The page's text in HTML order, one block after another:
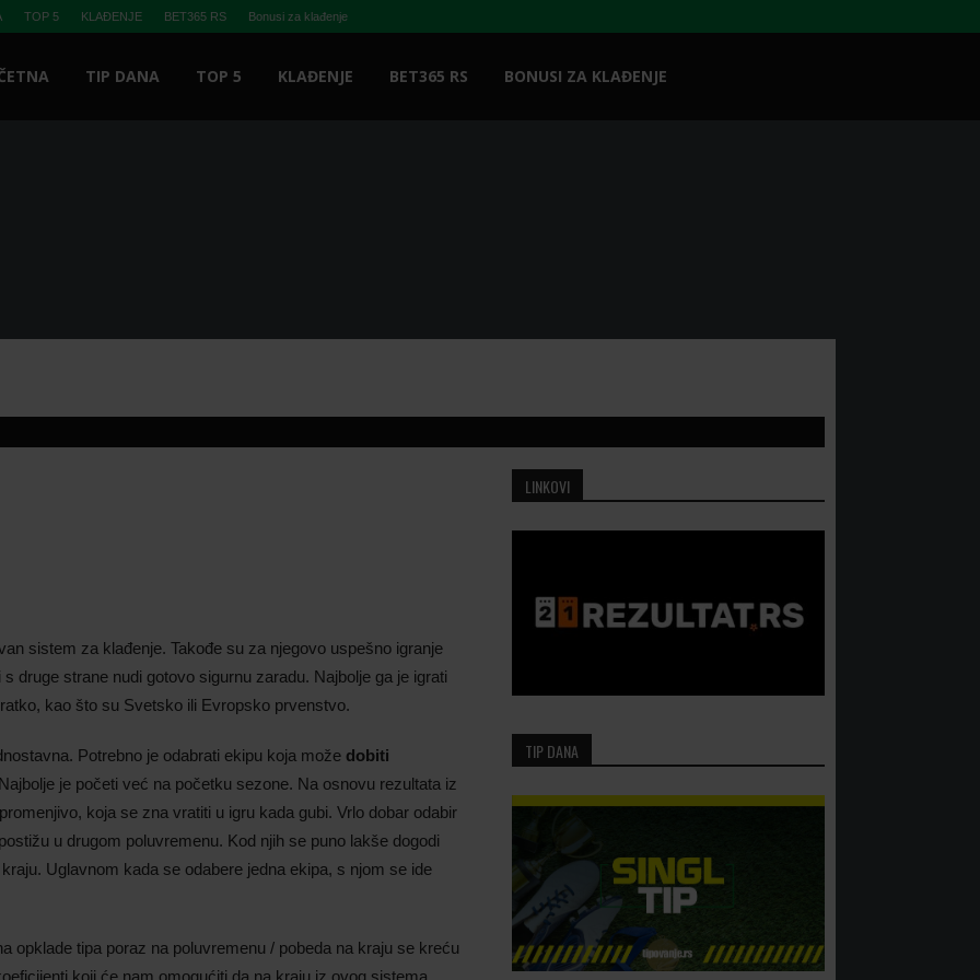
TOP 5 KLAĐENJE BET365 RS Bonusi za klađenje
TIP DANA TOP 5 KLAĐENJE BET365 RS BONUSI ZA KLAĐENJE
sistem za klađenje. Takođe su za njegovo uspešno igranje
druge strane nudi gotovo sigurnu zaradu. Najbolje ga je igrati
kao što su Svetsko ili Evropsko prvenstvo.
Potrebno je odabrati ekipu koja može dobiti
je početi već na početku sezone. Na osnovu rezultata iz
koja se zna vratiti u igru kada gubi. Vrlo dobar odabir
u drugom poluvremenu. Kod njih se puno lakše dogodi
Uglavnom kada se odabere jedna ekipa, s njom se ide
opklade tipa poraz na poluvremenu / pobeda na kraju se kreću
koji će nam omogućiti da na kraju iz ovog sistema
LINKOVI
TIP DANA